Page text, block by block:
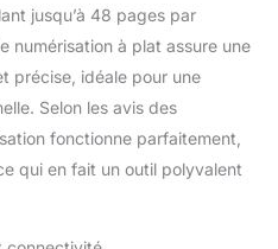
toner très haute
capacité jusqu'à 11 000
pages (noir)7
jusqu’à 48 pages par
numérisation à plat assure une
précise, idéale pour une
Selon les avis des
fonctionne parfaitement,
qui en fait un outil polyvalent